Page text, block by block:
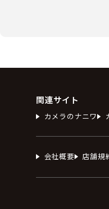
関連サイト
カメラのナニワ
会社概要 店舗規